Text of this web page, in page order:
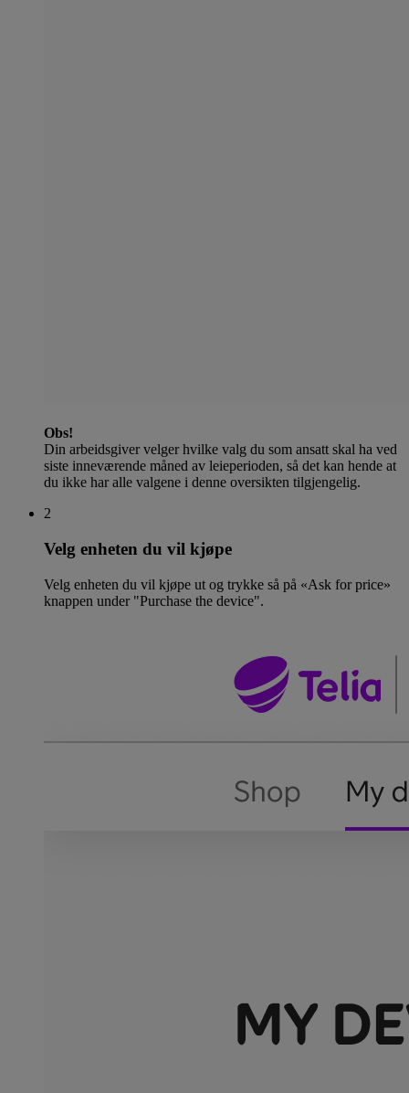
Obs!
Din arbeidsgiver velger hvilke valg du som ansatt skal ha ved
siste inneværende måned av leieperioden, så det kan hende at
du ikke har alle valgene i denne oversikten tilgjengelig.
2
Velg enheten du vil kjøpe
Velg enheten du vil kjøpe ut og trykke så på «Ask for price»
knappen under "Purchase the device".